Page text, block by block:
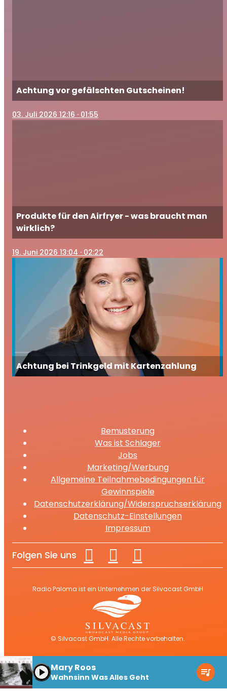
Achtung vor gefälschten Gutscheinen!
03. Juli 2026 12:16 · 01:55
Produkte für den Airfryer - was braucht man
wirklich?
19. Juni 2026 13:04 · 02:22
Achtung bei Trinkgeld mit Kartenzahlung
Bemusterung
Was ist Schlager
Jobs
Marketing/Werbung
Allgemeine Teilnahmebedingungen für
Gewinnspiele
Datenschutzerklärung/Widerspruchserklärung
Datenschutz-Einstellungen
Impressum
Folgen Sie uns
Radio Paloma ist ein Unternehmen der Silvacast GmbH
© Silvacast GmbH. Alle Rechte vorbehalten.
play_arrow Mary Roos
Wahnsinn Was Alles Geht queue_music